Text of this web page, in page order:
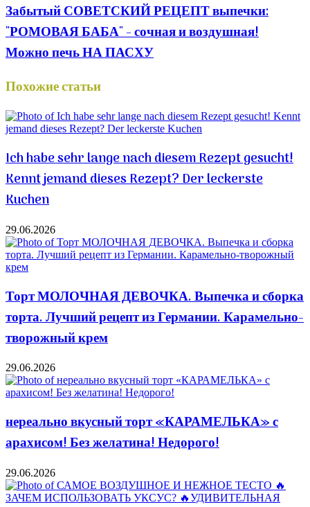
Забытый СОВЕТСКИЙ РЕЦЕПТ выпечки:
"РОМОВАЯ БАБА" - сочная и воздушная!
Можно печь НА ПАСХУ
Похожие статьи
Ich habe sehr lange nach diesem Rezept gesucht!
Kennt jemand dieses Rezept? Der leckerste
Kuchen
29.06.2026
Торт МОЛОЧНАЯ ДЕВОЧКА. Выпечка и сборка
торта. Лучший рецепт из Германии. Карамельно-
творожный крем
29.06.2026
нереально вкусный торт «КАРАМЕЛЬКА» с
арахисом! Без желатина! Недорого!
29.06.2026